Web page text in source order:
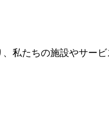
私たちの施設やサー